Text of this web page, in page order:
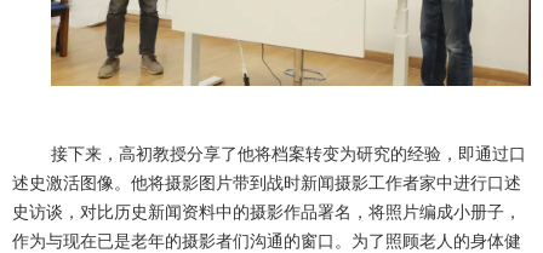
接下来，高初教授分享了他将档案转变为研究的经验，即通过口
述史激活图像。他将摄影图片带到战时新闻摄影工作者家中进行口述
史访谈，对比历史新闻资料中的摄影作品署名，将照片编成小册子，
作为与现在已是老年的摄影者们沟通的窗口。为了照顾老人的身体健